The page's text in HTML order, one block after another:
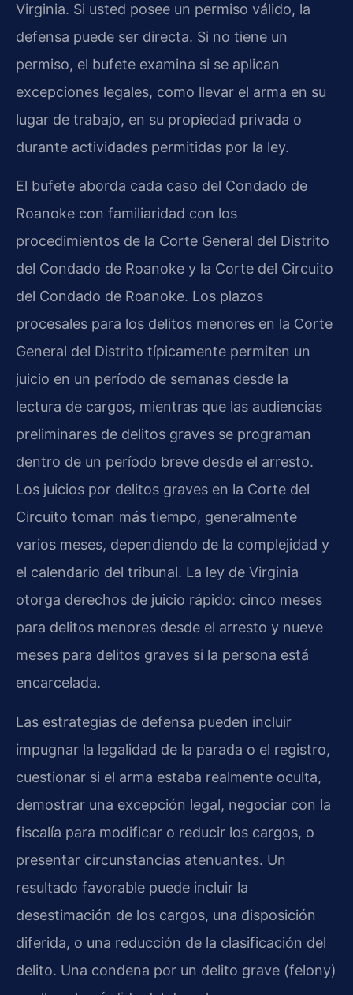
Virginia. Si usted posee un permiso válido, la
defensa puede ser directa. Si no tiene un
permiso, el bufete examina si se aplican
excepciones legales, como llevar el arma en su
lugar de trabajo, en su propiedad privada o
durante actividades permitidas por la ley.
El bufete aborda cada caso del Condado de
Roanoke con familiaridad con los
procedimientos de la Corte General del Distrito
del Condado de Roanoke y la Corte del Circuito
del Condado de Roanoke. Los plazos
procesales para los delitos menores en la Corte
General del Distrito típicamente permiten un
juicio en un período de semanas desde la
lectura de cargos, mientras que las audiencias
preliminares de delitos graves se programan
dentro de un período breve desde el arresto.
Los juicios por delitos graves en la Corte del
Circuito toman más tiempo, generalmente
varios meses, dependiendo de la complejidad y
el calendario del tribunal. La ley de Virginia
otorga derechos de juicio rápido: cinco meses
para delitos menores desde el arresto y nueve
meses para delitos graves si la persona está
encarcelada.
Las estrategias de defensa pueden incluir
impugnar la legalidad de la parada o el registro,
cuestionar si el arma estaba realmente oculta,
demostrar una excepción legal, negociar con la
fiscalía para modificar o reducir los cargos, o
presentar circunstancias atenuantes. Un
resultado favorable puede incluir la
desestimación de los cargos, una disposición
diferida, o una reducción de la clasificación del
delito. Una condena por un delito grave (felony)